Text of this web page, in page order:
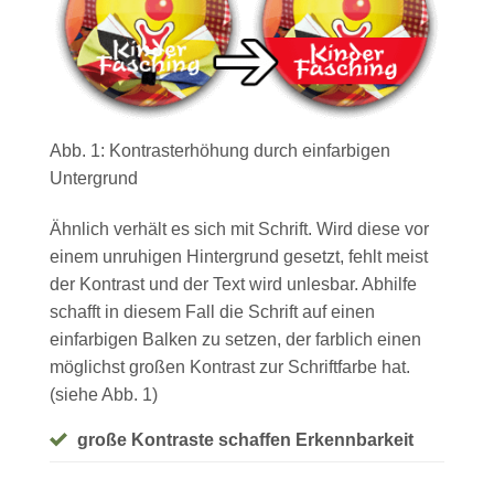
Abb. 1: Kontrasterhöhung durch einfarbigen
Untergrund
Ähnlich verhält es sich mit Schrift. Wird diese vor
einem unruhigen Hintergrund gesetzt, fehlt meist
der Kontrast und der Text wird unlesbar. Abhilfe
schafft in diesem Fall die Schrift auf einen
einfarbigen Balken zu setzen, der farblich einen
möglichst großen Kontrast zur Schriftfarbe hat.
(siehe Abb. 1)
große Kontraste schaffen Erkennbarkeit